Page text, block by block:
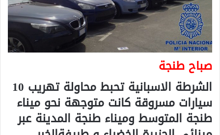
صباح طنجة
الشرطة الاسبانية تحبط محاولة تهريب 10
سيارات مسروقة كانت متوجهة نحو ميناء
طنجة المتوسط وميناء طنجة المدينة عبر